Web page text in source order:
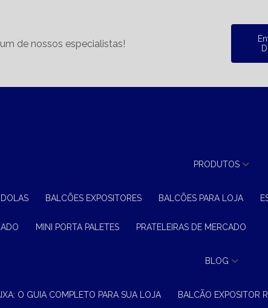
de nossos especialistas!
PRODUTOS
BALCÕES EXPOSITORES BALCÕES PARA LOJA
MINI PORTA PALETES PRATELEIRAS DE MERCADO
BLOG
O GUIA COMPLETO PARA SUA LOJA BALCÃO EXPOSITOR